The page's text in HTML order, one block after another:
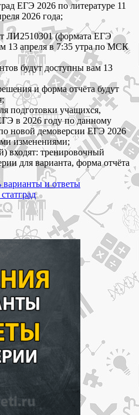
ЕГЭ 2026 по литературе 11
2026 года;
ЛИ2510301 (формата ЕГЭ
13 апреля в 7:35 утра по МСК
будут доступны вам 13
и форма отчёта будут
подготовки учащихся,
в 2026 году по данному
новой демоверсии ЕГЭ 2026
изменениями;
входят: тренировочный
для варианта, форма отчёта
варианты и ответы